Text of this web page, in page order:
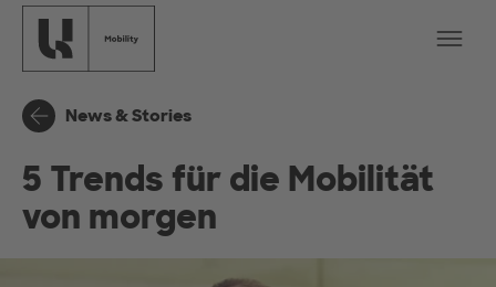
Skip to main content
News & Stories
5 Trends für die Mobilität
von morgen